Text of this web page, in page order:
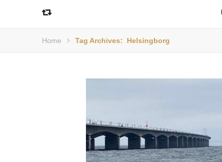
Home Tag Archives: Helsingborg